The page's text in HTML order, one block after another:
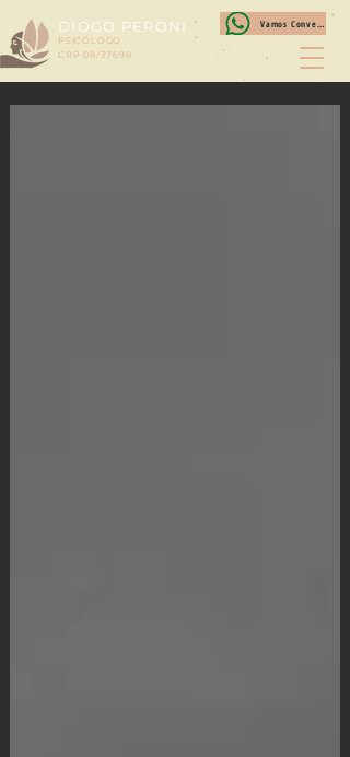
DIOGO PERONI
PSICÓLOGO
CRP 08/37698